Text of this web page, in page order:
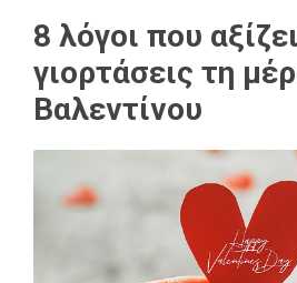
8 λόγοι που
γιορτάσεις τη
Βαλεντίνου